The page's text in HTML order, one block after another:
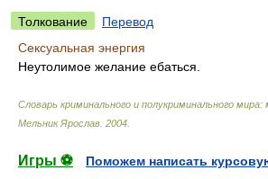
Толкование
Перевод
Сексуальная энергия
Неутолимое желание ебаться.
Словарь криминального и полукриминального
Мельник Ярослав 2004
Игры ⚽
Поможем написать